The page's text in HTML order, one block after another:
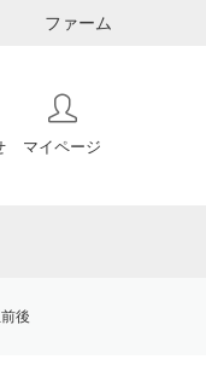
ファーム
マイページ
後